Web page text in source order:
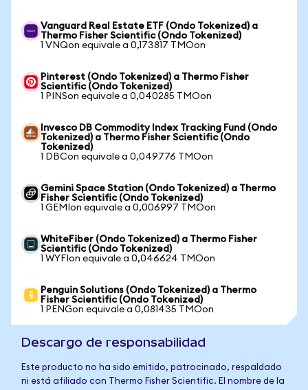
Vanguard Real Estate ETF (Ondo Tokenized) a
Thermo Fisher Scientific (Ondo Tokenized)
1 VNQon equivale a 0,173817 TMOon
Pinterest (Ondo Tokenized) a Thermo Fisher
Scientific (Ondo Tokenized)
1 PINSon equivale a 0,040285 TMOon
Invesco DB Commodity Index Tracking Fund (Ondo
Tokenized) a Thermo Fisher Scientific (Ondo
Tokenized)
1 DBCon equivale a 0,049776 TMOon
Gemini Space Station (Ondo Tokenized) a Thermo
Fisher Scientific (Ondo Tokenized)
1 GEMIon equivale a 0,006997 TMOon
WhiteFiber (Ondo Tokenized) a Thermo Fisher
Scientific (Ondo Tokenized)
1 WYFIon equivale a 0,046624 TMOon
Penguin Solutions (Ondo Tokenized) a Thermo
Fisher Scientific (Ondo Tokenized)
1 PENGon equivale a 0,081435 TMOon
Descargo de responsabilidad
Este producto no ha sido emitido, patrocinado, respaldado
ni está afiliado con Thermo Fisher Scientific. El nombre de la